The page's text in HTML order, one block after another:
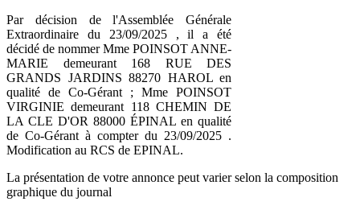
Par décision de l'Assemblée Générale
Extraordinaire du 23/09/2025 , il a été
décidé de nommer Mme POINSOT ANNE-
MARIE demeurant 168 RUE DES
GRANDS JARDINS 88270 HAROL en
qualité de Co-Gérant ; Mme POINSOT
VIRGINIE demeurant 118 CHEMIN DE
LA CLE D'OR 88000 ÉPINAL en qualité
de Co-Gérant à compter du 23/09/2025 .
Modification au RCS de EPINAL.
La présentation de votre annonce peut varier selon la composition
graphique du journal